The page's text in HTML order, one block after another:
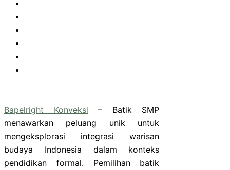
Bapelright Konveksi – Batik SMP
menawarkan peluang unik untuk
mengeksplorasi integrasi warisan
budaya Indonesia dalam konteks
pendidikan formal. Pemilihan batik